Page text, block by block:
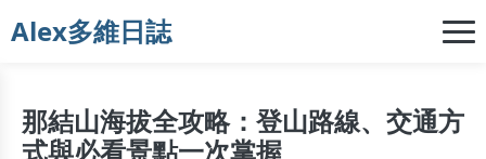
Alex多維日誌
那結山海拔全攻略：登山路線、交通方
式與必看景點一次掌握